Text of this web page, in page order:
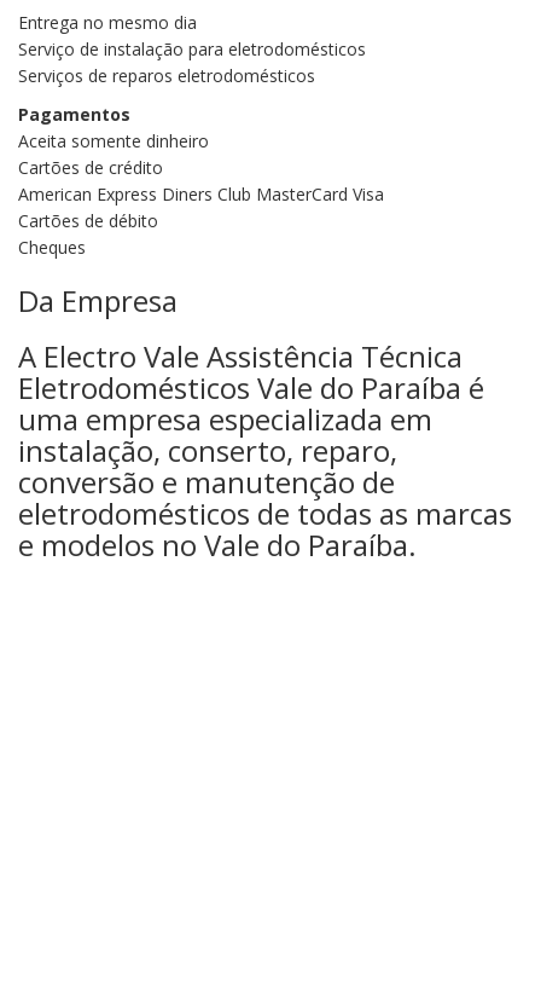
Entrega no mesmo dia
Serviço de instalação para eletrodomésticos
Serviços de reparos eletrodomésticos
Pagamentos
Aceita somente dinheiro
Cartões de crédito
American Express Diners Club MasterCard Visa
Cartões de débito
Cheques
Da Empresa
A Electro Vale Assistência Técnica
Eletrodomésticos Vale do Paraíba é
uma empresa especializada em
instalação, conserto, reparo,
conversão e manutenção de
eletrodomésticos de todas as marcas
e modelos no Vale do Paraíba.